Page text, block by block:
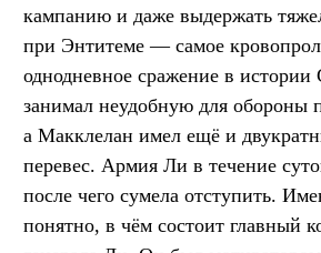
кампанию и даже выдержать
при Энтитеме — самое
однодневное сражение в
занимал неудобную для обороны
а Макклелан имел ещё и
перевес. Армия Ли в течение
после чего сумела отступить.
понятно, в чём состоит главный